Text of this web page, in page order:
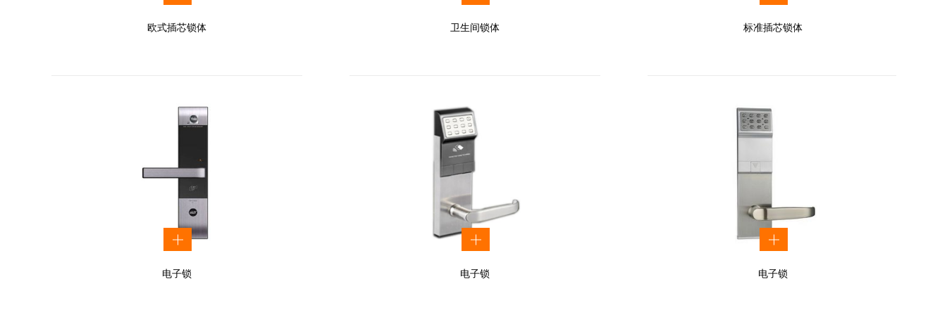
欧式插芯锁体 卫生间锁体 标准插芯锁体
电子锁 电子锁 电子锁